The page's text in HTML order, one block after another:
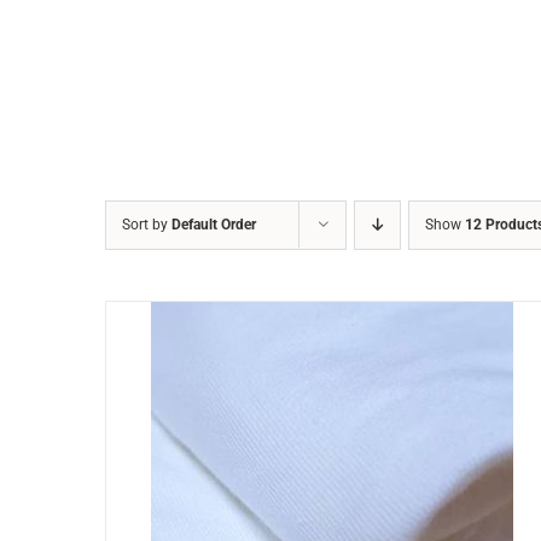
Sort by Default Order Show 12